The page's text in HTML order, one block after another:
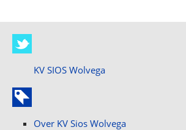
KV SIOS Wolvega
Over KV Sios Wolvega